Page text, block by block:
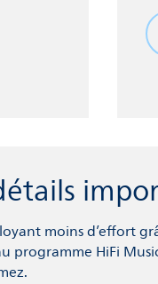
moins d’effort
programme HiFi